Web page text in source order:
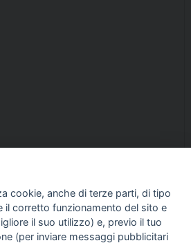
STERILI 3MM - 15 CM - CONF.
cookie, anche di terze parti, di tipo
il corretto funzionamento del sito e
il suo utilizzo) e, previo il tuo
(per inviare messaggi pubblicitari